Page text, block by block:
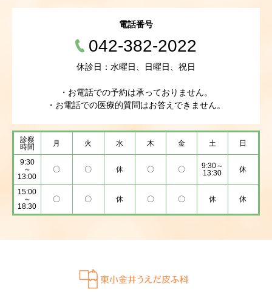
電話番号
042-382-2022
休診日：水曜日、日曜日、祝日
・お電話での予約は承っておりません。
・お電話での医療的質問はお答えできません。
診察
時間
月 火 水 木 金 土 日
9:30
～
13:00
〇 〇 休 〇 〇
9:30～
13:30
休
15:00
～
18:30
〇 〇 休 〇 〇 休 休